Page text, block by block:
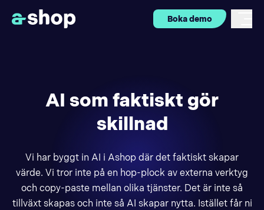
Boka demo
AI som faktiskt gör
skillnad
Vi har byggt in AI i Ashop där det faktiskt skapar
värde. Vi tror inte på en hop-plock av externa verktyg
och copy-paste mellan olika tjänster. Det är inte så
tillväxt skapas och inte så AI skapar nytta. Istället får ni